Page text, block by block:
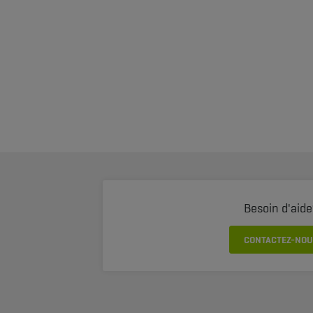
Besoin
CONTACTEZ-